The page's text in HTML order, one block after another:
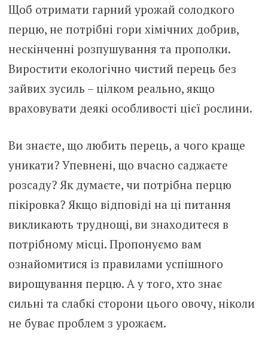
Щоб отримати гарний урожай солодкого
перцю, не потрібні гори хімічних добрив,
нескінченні розпушування та прополки.
Виростити екологічно чистий перець без
зайвих зусиль – цілком реально, якщо
враховувати деякі особливості цієї рослини.
Ви знаєте, що любить перець, а чого краще
уникати? Упевнені, що вчасно саджаєте
розсаду? Як думаєте, чи потрібна перцю
пікіровка? Якщо відповіді на ці питання
викликають труднощі, ви знаходитеся в
потрібному місці. Пропонуємо вам
ознайомитися із правилами успішного
вирощування перцю. А у того, хто знає
сильні та слабкі сторони цього овочу, ніколи
не буває проблем з урожаєм.